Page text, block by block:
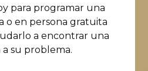
para programar una
o en persona gratuita
a encontrar una
su problema.